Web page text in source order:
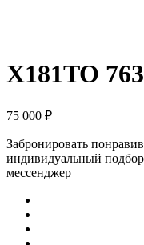
X181TO 763
75 000 ₽
Забронировать
индивидуальный
мессенджер